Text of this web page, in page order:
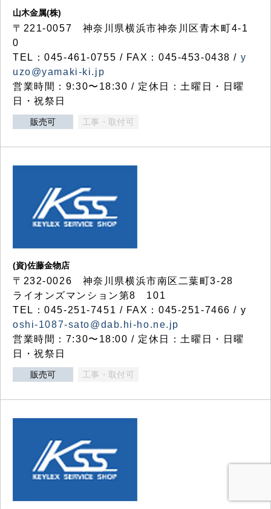
山木金属(株)
〒221-0057 神奈川県横浜市神奈川区青木町4-1
0
TEL：045-461-0755 / FAX：045-453-0438 / y
uzo@yamaki-ki.jp
営業時間：9:30〜18:30 / 定休日：土曜日・日曜
日・祝祭日
販売可 工事・取付可
(資)佐藤金物店
〒232-0026 神奈川県横浜市南区二葉町3-28
ライオンズマンション第8 101
TEL：045-251-7451 / FAX：045-251-7466 / y
oshi-1087-sato@dab.hi-ho.ne.jp
営業時間：7:30〜18:00 / 定休日：土曜日・日曜
日・祝祭日
販売可 工事・取付可